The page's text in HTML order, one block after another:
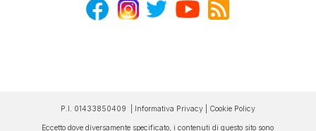
P.I. 01433850409 | Informativa Privacy| Cookie Policy
Eccetto dove diversamente specificato, i contenuti di questo sito sono